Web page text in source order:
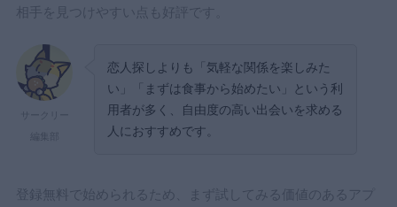
相手を見つけやすい点も好評です。
恋人探しよりも「気軽な関係を楽しみた
い」「まずは食事から始めたい」という利
用者が多く、自由度の高い出会いを求める
人におすすめです。
登録無料で始められるため、まず試してみる価値のあるアプ